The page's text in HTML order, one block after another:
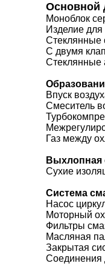
Основной
Моноблок
Изделие для
Стеклянные
С двумя
Впуск
Смеситель
Газ между
Выхлопная
Сухие
Система
Насос
Моторный
Фильтры
Масляная
Закрытая
Соединения